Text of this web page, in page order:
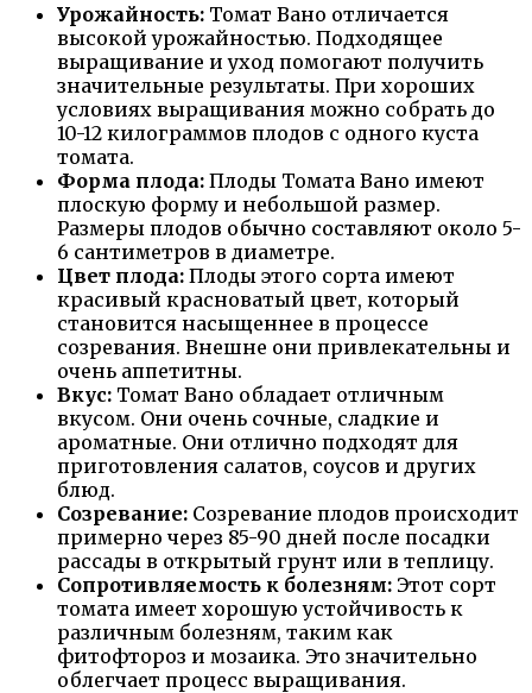
Урожайность: Томат Вано отличается
высокой урожайностью. Подходящее
выращивание и уход помогают получить
значительные результаты. При хороших
условиях выращивания можно собрать до
10-12 килограммов плодов с одного куста
томата.
Форма плода: Плоды Томата Вано имеют
плоскую форму и небольшой размер.
Размеры плодов обычно составляют около 5-
6 сантиметров в диаметре.
Цвет плода: Плоды этого сорта имеют
красивый красноватый цвет, который
становится насыщеннее в процессе
созревания. Внешне они привлекательны и
очень аппетитны.
Вкус: Томат Вано обладает отличным
вкусом. Они очень сочные, сладкие и
ароматные. Они отлично подходят для
приготовления салатов, соусов и других
блюд.
Созревание: Созревание плодов происходит
примерно через 85-90 дней после посадки
рассады в открытый грунт или в теплицу.
Сопротивляемость к болезням: Этот сорт
томата имеет хорошую устойчивость к
различным болезням, таким как
фитофтороз и мозаика. Это значительно
облегчает процесс выращивания.